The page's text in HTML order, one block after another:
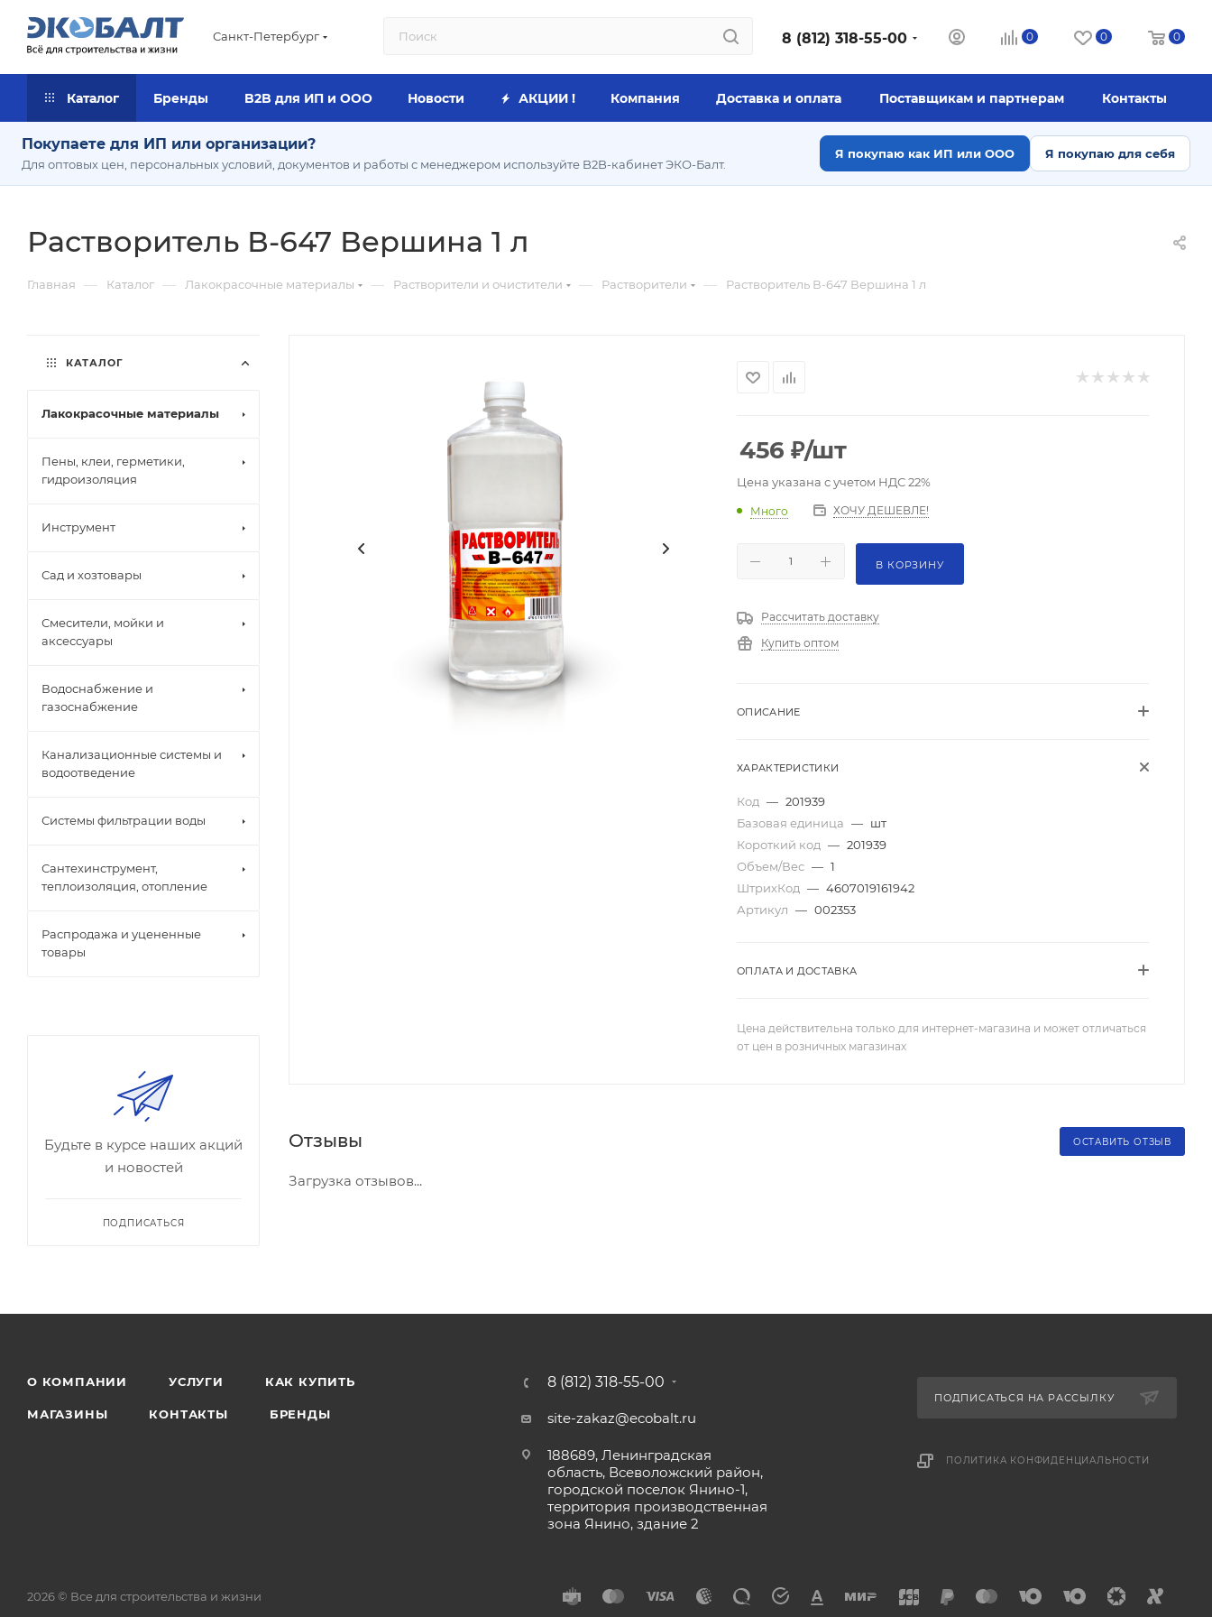
Санкт-Петербург 8 (812) 318-55-00 0 0 0
Каталог Бренды B2B для ИП и ООО Новости АКЦИИ ! Компания Доставка и оплата Поставщикам и партнерам Контакты
Покупаете для ИП или организации?
Для оптовых цен, персональных условий, документов и работы с менеджером используйте B2B-кабинет ЭКО-Балт.
Я покупаю как ИП или ООО Я покупаю для себя
Растворитель В-647 Вершина 1 л
Главная — Каталог — Лакокрасочные материалы — Растворители и очистители — Растворители — Растворитель В-647 Вершина 1 л
456 ₽/шт
Цена указана с учетом НДС 22%
Много ХОЧУ ДЕШЕВЛЕ!
В КОРЗИНУ
Рассчитать доставку
Купить оптом
ОПИСАНИЕ
ХАРАКТЕРИСТИКИ
Код — 201939
Базовая единица — шт
Короткий код — 201939
Объем/Вес — 1
ШтрихКод — 4607019161942
Артикул — 002353
ОПЛАТА И ДОСТАВКА
Цена действительна только для интернет-магазина и может отличаться
от цен в розничных магазинах
Отзывы ОСТАВИТЬ ОТЗЫВ
Загрузка отзывов...
КАТАЛОГ
Лакокрасочные материалы
Пены, клеи, герметики,
гидроизоляция
Инструмент
Сад и хозтовары
Смесители, мойки и
аксессуары
Водоснабжение и
газоснабжение
Канализационные системы и
водоотведение
Системы фильтрации воды
Сантехинструмент,
теплоизоляция, отопление
Распродажа и уцененные
товары
Будьте в курсе наших акций
и новостей
ПОДПИСАТЬСЯ
О КОМПАНИИ УСЛУГИ КАК КУПИТЬ
МАГАЗИНЫ КОНТАКТЫ БРЕНДЫ
8 (812) 318-55-00
site-zakaz@ecobalt.ru
188689, Ленинградская
область, Всеволожский район,
городской поселок Янино-1,
территория производственная
зона Янино, здание 2
ПОДПИСАТЬСЯ НА РАССЫЛКУ
ПОЛИТИКА КОНФИДЕНЦИАЛЬНОСТИ
2026 © Все для строительства и жизни